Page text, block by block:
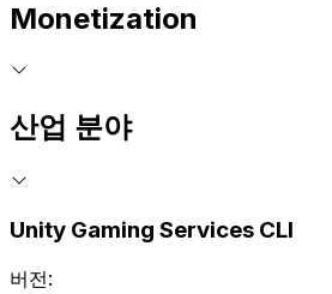
Monetization
산업 분야
Unity Gaming Services CLI
버전: